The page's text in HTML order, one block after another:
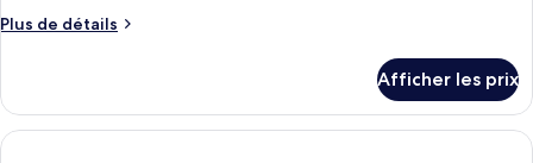
chambre :
(Business
|
Plus de détails
Plus
Suite
Deluxe
(Business
Afficher les prix